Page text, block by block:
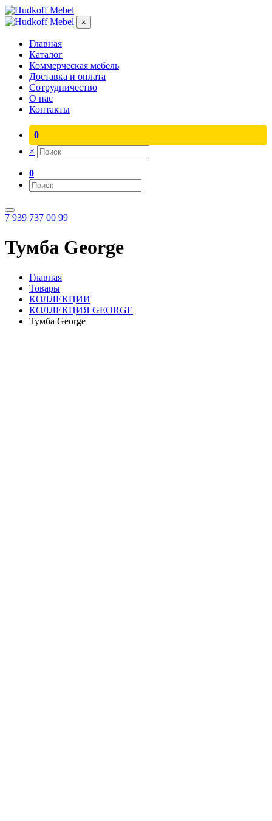
×
Главная
Каталог
Коммерческая мебель
Доставка и оплата
Сотрудничество
О нас
Контакты
0
×
0
7 939 737 00 99
Тумба George
Главная
Товары
КОЛЛЕКЦИИ
КОЛЛЕКЦИЯ GEORGE
Тумба George